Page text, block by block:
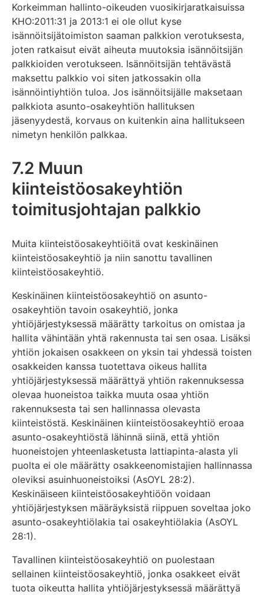
Korkeimman hallinto-oikeuden vuosikirjaratkaisuissa
KHO:2011:31 ja 2013:1 ei ole ollut kyse
isännöitsijätoimiston saaman palkkion verotuksesta,
joten ratkaisut eivät aiheuta muutoksia isännöitsijän
palkkioiden verotukseen. Isännöitsijän tehtävästä
maksettu palkkio voi siten jatkossakin olla
isännöintiyhtiön tuloa. Jos isännöitsijälle maksetaan
palkkiota asunto-osakeyhtiön hallituksen
jäsenyydestä, korvaus on kuitenkin aina hallitukseen
nimetyn henkilön palkkaa.
7.2 Muun
kiinteistöosakeyhtiön
toimitusjohtajan palkkio
Muita kiinteistöosakeyhtiöitä ovat keskinäinen
kiinteistöosakeyhtiö ja niin sanottu tavallinen
kiinteistöosakeyhtiö.
Keskinäinen kiinteistöosakeyhtiö on asunto-
osakeyhtiön tavoin osakeyhtiö, jonka
yhtiöjärjestyksessä määrätty tarkoitus on omistaa ja
hallita vähintään yhtä rakennusta tai sen osaa. Lisäksi
yhtiön jokaisen osakkeen on yksin tai yhdessä toisten
osakkeiden kanssa tuotettava oikeus hallita
yhtiöjärjestyksessä määrättyä yhtiön rakennuksessa
olevaa huoneistoa taikka muuta osaa yhtiön
rakennuksesta tai sen hallinnassa olevasta
kiinteistöstä. Keskinäinen kiinteistöosakeyhtiö eroaa
asunto-osakeyhtiöstä lähinnä siinä, että yhtiön
huoneistojen yhteenlasketusta lattiapinta-alasta yli
puolta ei ole määrätty osakkeenomistajien hallinnassa
oleviksi asuinhuoneistoiksi (AsOYL 28:2).
Keskinäiseen kiinteistöosakeyhtiöön voidaan
yhtiöjärjestyksen määräyksistä riippuen soveltaa joko
asunto-osakeyhtiölakia tai osakeyhtiölakia (AsOYL
28:1).
Tavallinen kiinteistöosakeyhtiö on puolestaan
sellainen kiinteistöosakeyhtiö, jonka osakkeet eivät
tuota oikeutta hallita yhtiöjärjestyksessä määrättyä